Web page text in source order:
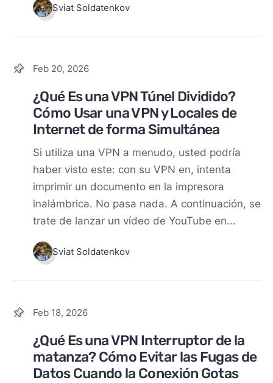
Sviat Soldatenkov
Feb 20, 2026
¿Qué Es una VPN Túnel Dividido?
Cómo Usar una VPN y Locales de
Internet de forma Simultánea
Si utiliza una VPN a menudo, usted podría
haber visto este: con su VPN en, intenta
imprimir un documento en la impresora
inalámbrica. No pasa nada. A continuación, se
trate de lanzar un vídeo de YouTube en...
Sviat Soldatenkov
Feb 18, 2026
¿Qué Es una VPN Interruptor de la
matanza? Cómo Evitar las Fugas de
Datos Cuando la Conexión Gotas